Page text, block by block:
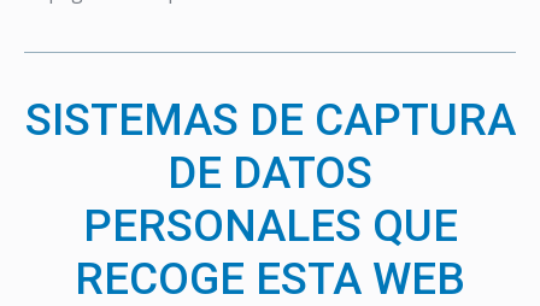
SISTEMAS DE CAPTURA
DE DATOS
PERSONALES QUE
RECOGE ESTA WEB